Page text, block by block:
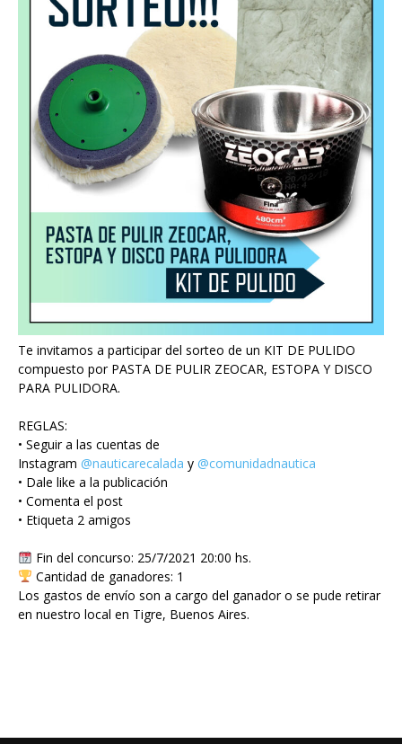
Te invitamos a participar del sorteo de un KIT DE PULIDO
compuesto por PASTA DE PULIR ZEOCAR, ESTOPA Y DISCO
PARA PULIDORA.
REGLAS:
• Seguir a las cuentas de
Instagram @nauticarecalada y @comunidadnautica
• Dale like a la publicación
• Comenta el post
• Etiqueta 2 amigos
Fin del concurso: 25/7/2021 20:00 hs.
Cantidad de ganadores: 1
Los gastos de envío son a cargo del ganador o se pude retirar
en nuestro local en Tigre, Buenos Aires.